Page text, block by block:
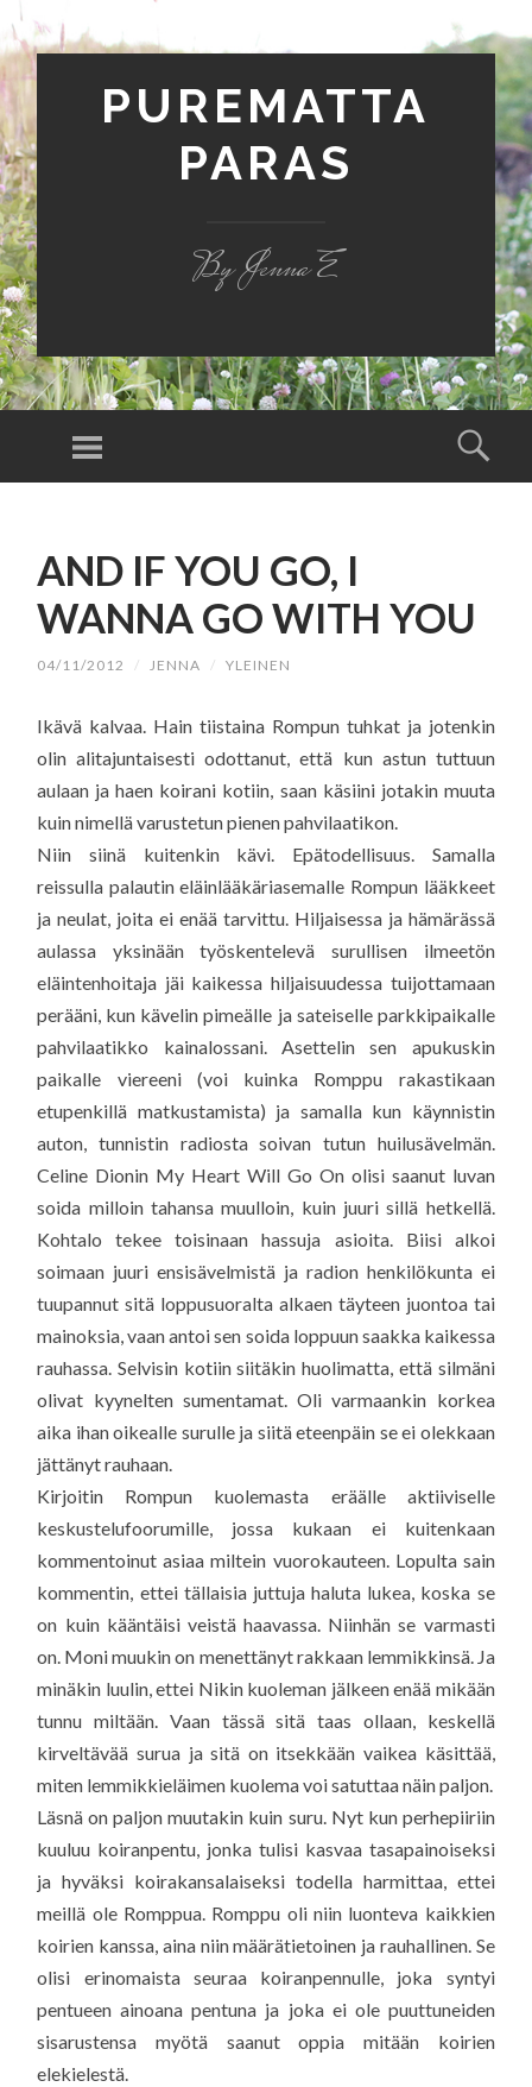
PUREMATTA
PARAS
By Jenna E
Valikko
AND IF YOU GO, I
WANNA GO WITH YOU
04/11/2012 / JENNA / YLEINEN
Ikävä kalvaa. Hain tiistaina Rompun tuhkat ja jotenkin
olin alitajuntaisesti odottanut, että kun astun tuttuun
aulaan ja haen koirani kotiin, saan käsiini jotakin muuta
kuin nimellä varustetun pienen pahvilaatikon.
Niin siinä kuitenkin kävi. Epätodellisuus. Samalla
reissulla palautin eläinlääkäriasemalle Rompun lääkkeet
ja neulat, joita ei enää tarvittu. Hiljaisessa ja hämärässä
aulassa yksinään työskentelevä surullisen ilmeetön
eläintenhoitaja jäi kaikessa hiljaisuudessa tuijottamaan
perääni, kun kävelin pimeälle ja sateiselle parkkipaikalle
pahvilaatikko kainalossani. Asettelin sen apukuskin
paikalle viereeni (voi kuinka Romppu rakastikaan
etupenkillä matkustamista) ja samalla kun käynnistin
auton, tunnistin radiosta soivan tutun huilusävelmän.
Celine Dionin My Heart Will Go On olisi saanut luvan
soida milloin tahansa muulloin, kuin juuri sillä hetkellä.
Kohtalo tekee toisinaan hassuja asioita. Biisi alkoi
soimaan juuri ensisävelmistä ja radion henkilökunta ei
tuupannut sitä loppusuoralta alkaen täyteen juontoa tai
mainoksia, vaan antoi sen soida loppuun saakka kaikessa
rauhassa. Selvisin kotiin siitäkin huolimatta, että silmäni
olivat kyynelten sumentamat. Oli varmaankin korkea
aika ihan oikealle surulle ja siitä eteenpäin se ei olekkaan
jättänyt rauhaan.
Kirjoitin Rompun kuolemasta eräälle aktiiviselle
keskustelufoorumille, jossa kukaan ei kuitenkaan
kommentoinut asiaa miltein vuorokauteen. Lopulta sain
kommentin, ettei tällaisia juttuja haluta lukea, koska se
on kuin kääntäisi veistä haavassa. Niinhän se varmasti
on. Moni muukin on menettänyt rakkaan lemmikkinsä. Ja
minäkin luulin, ettei Nikin kuoleman jälkeen enää mikään
tunnu miltään. Vaan tässä sitä taas ollaan, keskellä
kirveltävää surua ja sitä on itsekkään vaikea käsittää,
miten lemmikkieläimen kuolema voi satuttaa näin paljon.
Läsnä on paljon muutakin kuin suru. Nyt kun perhepiiriin
kuuluu koiranpentu, jonka tulisi kasvaa tasapainoiseksi
ja hyväksi koirakansalaiseksi todella harmittaa, ettei
meillä ole Romppua. Romppu oli niin luonteva kaikkien
koirien kanssa, aina niin määrätietoinen ja rauhallinen. Se
olisi erinomaista seuraa koiranpennulle, joka syntyi
pentueen ainoana pentuna ja joka ei ole puuttuneiden
sisarustensa myötä saanut oppia mitään koirien
elekielestä.